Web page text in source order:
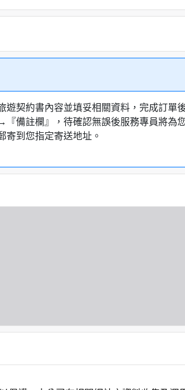
契約書內容並填妥相關資料，完成訂單
備註欄』，待確認無誤後服務專員將為
寄到您指定寄送地址。